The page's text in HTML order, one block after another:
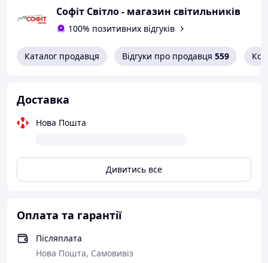
Софіт Світло - магазин світильників
100% позитивних відгуків
Каталог продавця Відгуки про продавця 559
Доставка
Нова Пошта
Дивитись все
Оплата та гарантії
Післяплата
Нова Пошта, Самовивіз